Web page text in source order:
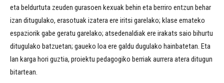
eta beldurtuta zeuden gurasoen kexuak behin eta berriro entzun behar
izan ditugulako, erasotuak izatera ere iritsi garelako; klase emateko
espaziorik gabe geratu garelako; atsedenaldiak ere irakats saio bihurtu
ditugulako batzuetan; gaueko loa ere galdu dugulako hainbatetan. Eta
lan karga hori guztia, proiektu pedagogiko berriak aurrera atera ditugun
bitartean.